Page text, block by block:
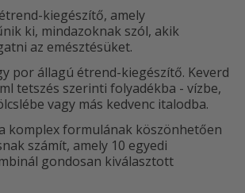
kiegészítő, amely
ki, mindazoknak szól, akik
az emésztésüket.
por állagú étrend-kiegészítő. Keverd
tetszés szerinti folyadékba - vízbe,
vagy más kedvenc italodba.
komplex formulának köszönhetően
számít, amely 10 egyedi
gondosan kiválasztott